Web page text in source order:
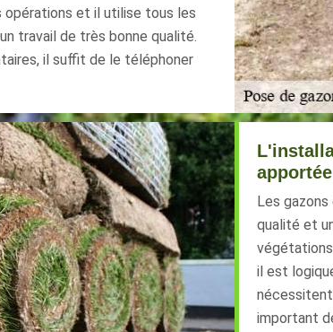
opérations et il utilise tous les
travail de très bonne qualité.
il suffit de le téléphoner
Les
qualité et
il est
important